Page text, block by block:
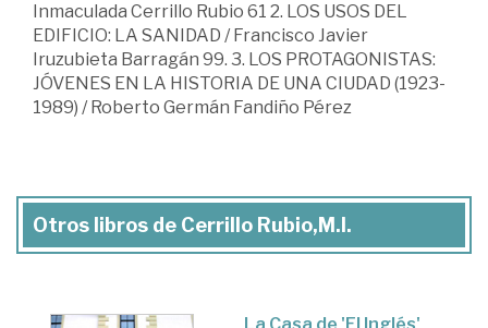
Inmaculada Cerrillo Rubio 61 2. LOS USOS DEL
EDIFICIO: LA SANIDAD / Francisco Javier
Iruzubieta Barragán 99. 3. LOS PROTAGONISTAS:
JÓVENES EN LA HISTORIA DE UNA CIUDAD (1923-
1989) / Roberto Germán Fandiño Pérez
Otros libros de Cerrillo Rubio,M.I.